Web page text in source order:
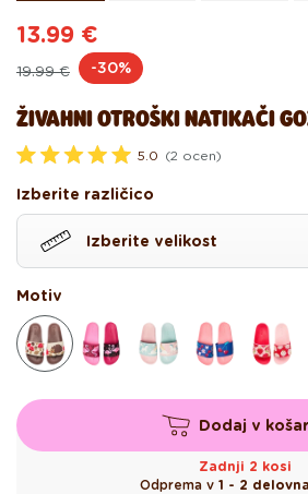
ŽIVAHNI OTROŠKI NATIKAČI
c
e
n
n
z
0
o
v
e
z
5.0 (2 ocen)
Redna
19.99 €
Akcijska
13.99 €
-30%
Izberite različico
Izberite velikost
Motiv
Dodaj v
Zadnji 2 kosi
Odprema v 1 - 2